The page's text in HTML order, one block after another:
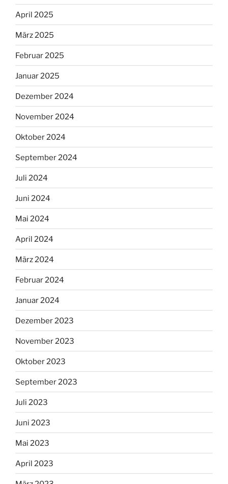
April 2025
März 2025
Februar 2025
Januar 2025
Dezember 2024
November 2024
Oktober 2024
September 2024
Juli 2024
Juni 2024
Mai 2024
April 2024
März 2024
Februar 2024
Januar 2024
Dezember 2023
November 2023
Oktober 2023
September 2023
Juli 2023
Juni 2023
Mai 2023
April 2023